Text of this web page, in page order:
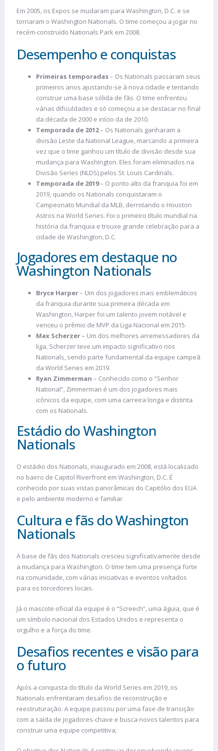
Em 2005, os Expos se mudaram para Washington, D.C. e se
tornaram o Washington Nationals. O time começou a jogar no
recém-construído Nationals Park em 2008.
Desempenho e conquistas
Primeiras temporadas– Os Nationals passaram seus
primeiros anos ajustando-se à nova cidade e tentando
construir uma base sólida de fãs. O time enfrentou
várias dificuldades e só começou a se destacar no final
da década de 2000 e início da de 2010.
Temporada de 2012– Os Nationals ganharam a
divisão Leste da National League, marcando a primeira
vez que o time ganhou um título de divisão desde sua
mudança para Washington. Eles foram eliminados na
Divisão Series (NLDS) pelos St. Louis Cardinals.
Temporada de 2019– O ponto alto da franquia foi em
2019, quando os Nationals conquistaram o
Campeonato Mundial da MLB, derrotando o Houston
Astros na World Series. Foi o primeiro título mundial na
história da franquia e trouxe grande celebração para a
cidade de Washington, D.C.
Jogadores em destaque no
Washington Nationals
Bryce Harper– Um dos jogadores mais emblemáticos
da franquia durante sua primeira década em
Washington, Harper foi um talento jovem notável e
venceu o prêmio de MVP da Liga Nacional em 2015.
Max Scherzer– Um dos melhores arremessadores da
liga, Scherzer teve um impacto significativo nos
Nationals, sendo parte fundamental da equipe campeã
da World Series em 2019.
Ryan Zimmerman – Conhecido como o “Senhor
National”, Zimmerman é um dos jogadores mais
icônicos da equipe, com uma carreira longa e distinta
com os Nationals.
Estádio do Washington
Nationals
O estádio dos Nationals, inaugurado em 2008, está localizado
no bairro de Capitol Riverfront em Washington, D.C. É
conhecido por suas vistas panorâmicas do Capitólio dos EUA
e pelo ambiente moderno e familiar.
Cultura e fãs do Washington
Nationals
A base de fãs dos Nationals cresceu significativamente desde
a mudança para Washington. O time tem uma presença forte
na comunidade, com várias iniciativas e eventos voltados
para os torcedores locais.
Já o mascote oficial da equipe é o “Screech”, uma águia, que é
um símbolo nacional dos Estados Unidos e representa o
orgulho e a força do time.
Desafios recentes e visão para
o futuro
Após a conquista do título da World Series em 2019, os
Nationals enfrentaram desafios de reconstrução e
reestruturação. A equipe passou por uma fase de transição
com a saída de jogadores-chave e busca novos talentos para
construir uma equipe competitiva;